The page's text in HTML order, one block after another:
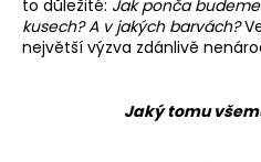
to důležité: Jak ponča
kusech? A v jakých barvách?
největší výzva zdánlivě
Jaký tomu